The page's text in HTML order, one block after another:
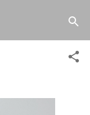
に移動